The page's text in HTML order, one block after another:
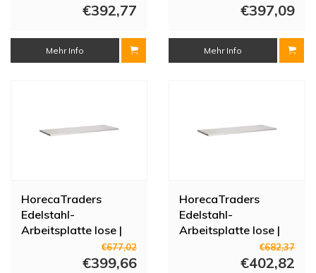
€392,77
Mehr Info
€397,09
Mehr Info
HorecaTraders
Edelstahl-
Arbeitsplatte lose |
2400 (L) x 700 (T)€677,02
€399,66
HorecaTraders
Edelstahl-
Arbeitsplatte lose |
1600 (L) x 700 (T)€682,37
€402,82